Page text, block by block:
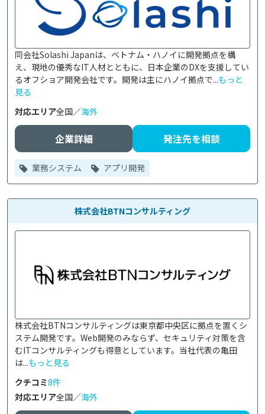
同会社Solashi Japanは、ベトナム・ハノイに開発拠点を構
え、現地の優秀なIT人材とともに、日本企業のDXを支援してい
るオフショア開発会社です。開発は主にハノイ拠点で...もっと
見る
対応エリア全国／海外
企業詳細 発注先を相談
業務システム アプリ開発
株式会社BTNコンサルティング
株式会社BTNコンサルティングは東京都中央区に拠点を置くシ
ステム開発です。Web開発のみならず、セキュリティ対策を含
むITコンサルティングも得意としています。当社代表の亀田
は...もっと見る
クチコミ8件
対応エリア全国／海外